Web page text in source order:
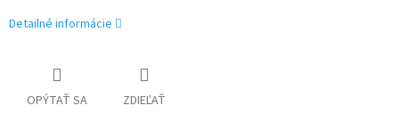
Detailné informácie
OPÝTAŤ SA ZDIEĽAŤ